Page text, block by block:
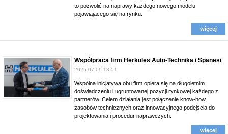
to pozwolić na naprawy każdego nowego modelu
pojawiającego się na rynku.
więcej
Współpraca firm Herkules Auto-Technika i Spanesi
2025-07-09 13:51
Wspólna inicjatywa obu firm opiera się na długoletnim
doświadczeniu i ugruntowanej pozycji rynkowej każdego z
partnerów. Celem działania jest połączenie know-how,
zasobów technicznych oraz innowacyjnego podejścia do
projektowania i procedur naprawczych.
więcej